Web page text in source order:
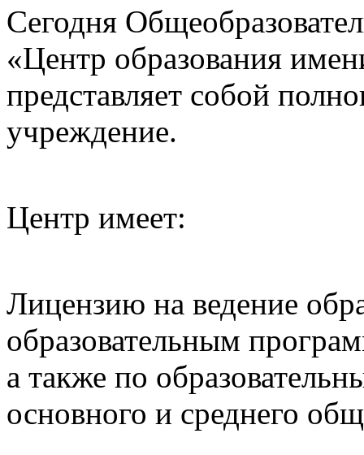
Сегодня
«Центр образования
представляет собой
учреждение.
Центр имеет:
Лицензию на ведение
образовательным
а также по
основного и среднего